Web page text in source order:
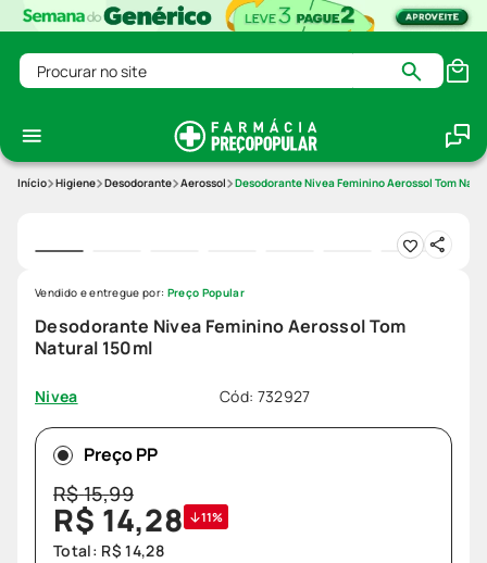
Procurar no site
Higiene Desodorante Aerossol Desodorante Nivea Feminino Aerossol Tom
Desodorante Nivea Feminino Aerossol Tom
Natural 150ml
Nivea Cód: 732927
Vendido e entregue por: Preço Popular
Preço PP
R$15,99
R$ 14,28 11%
Total: R$ 14,28